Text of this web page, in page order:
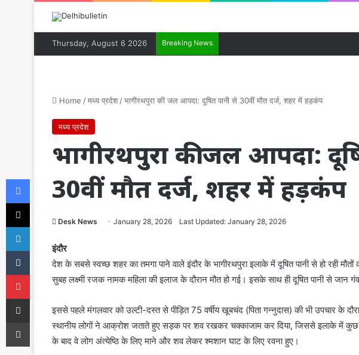
Thursday, August 6 2026 Breaking News
Home /मध्य प्रदेश /भागीरथपुरा की जल आपदा: दूषित पानी से 30वीं मौत दर्ज, शहर में हड़कंप
मध्य प्रदेश
भागीरथपुरा की जल आपदा:
30वीं मौत दर्ज, शहर में हड़कंप
Desk News January 28, 2026 Last Updated: January 28, 2026
इंदौर
देश के सबसे स्वच्छ शहर का तमगा पाने वाले इंदौर के भागीरथपुरा इलाके में दूषित पानी से हो रही
सुबह लक्ष्मी रजक नामक महिला की इलाज के दौरान मौत हो गई। इसके साथ ही दूषित पानी से जान
इससे पहले मंगलवार को उल्टी-दस्त से पीड़ित 75 वर्षीय खूबचंद (पिता गन्नुदास) की भी उपचार के
स्थानीय लोगों ने आक्रोश जताते हुए सड़क पर शव रखकर चक्काजाम कर दिया, जिससे इलाके में
के बाद वे लोग अंत्येष्ठि के लिए माने और शव लेकर श्मशान घाट के लिए रवना हुए।
Facebook
X
LinkedIn
Tumblr
Pinterest
Share via Email